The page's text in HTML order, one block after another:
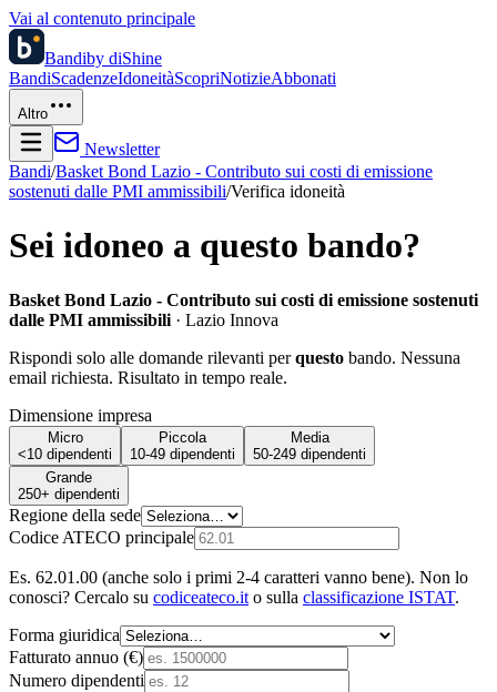
Vai al contenuto principale
Bandiby diShine
BandiScadenzeIdoneitàScopriNotizieAbbonati
Altro
Newsletter
Bandi/Basket Bond Lazio - Contributo sui costi di emissione
sostenuti dalle PMI ammissibili/Verifica idoneità
Sei idoneo a questo bando?
Basket Bond Lazio - Contributo sui costi di emissione sostenuti
dalle PMI ammissibili · Lazio Innova
Rispondi solo alle domande rilevanti perquesto bando. Nessuna
email richiesta. Risultato in tempo reale.
Dimensione impresa
Micro
<10 dipendenti
Piccola
10-49 dipendenti
Media
50-249 dipendenti
Grande
250+ dipendenti
Regione della sede
Codice ATECO principale
Es. 62.01.00 (anche solo i primi 2-4 caratteri vanno bene). Non lo
conosci? Cercalo su codiceateco.it o sulla classificazione ISTAT.
Forma giuridica
Fatturato annuo (€)
Numero dipendenti